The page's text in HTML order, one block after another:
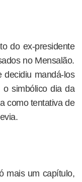
do ex-presidente
no Mensalão.
decidiu mandá-los
simbólico dia da
como tentativa de
mais um capítulo,